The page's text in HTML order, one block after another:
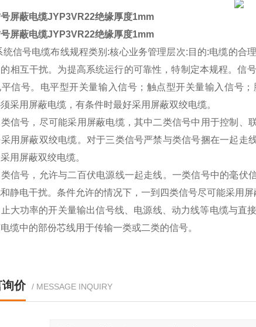
屏蔽电缆JYP3VR22绝缘厚度1mm
屏蔽电缆JYP3VR22绝缘厚度1mm
信号电缆布线规程类别:核心业务管理层次:目的:电缆的合
相互干扰。为提高系统运行的可靠性，特制定本规程。信
信号。电平型开关量输入信号；触点型开关量输入信号
采用屏蔽电缆，有条件时最好采用屏蔽双绞电缆。
信号，尽可能采用屏蔽电缆，其中二类信号中用于控制
用屏蔽双绞电缆。对于三类信号严禁与类信号捆在一起
用屏蔽双绞电缆。
信号，允许与二百伏电源线一起走线。一类信号中的毫
静电干扰。条件允许的情况下，一到四类信号尽可能采用
大功率的开关量输出信号线、电源线、动力线等电缆与直
缆中的部份芯线用于传输一类或二类的信号。
价 / MESSAGE INQUIRY